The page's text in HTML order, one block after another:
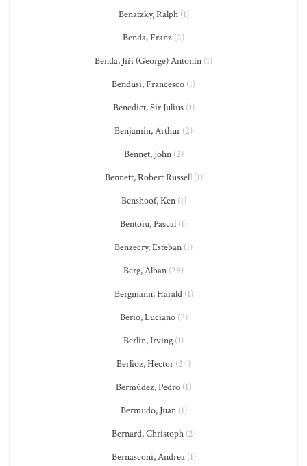
Benatzky, Ralph(1)
Benda, Franz (2)
Benda, Jiří (George) Antonín (1)
Bendusi, Francesco (1)
Benedict, Sir Julius(1)
Benjamin, Arthur (2)
Bennet, John(2)
Bennett, Robert Russell(1)
Benshoof, Ken(1)
Bentoiu, Pascal (1)
Benzecry, Esteban (1)
Berg, Alban (28)
Bergmann, Harald(1)
Berio, Luciano(7)
Berlin, Irving (1)
Berlioz, Hector (24)
Bermúdez, Pedro (1)
Bermudo, Juan(1)
Bernard, Christoph(2)
Bernasconi, Andrea(1)